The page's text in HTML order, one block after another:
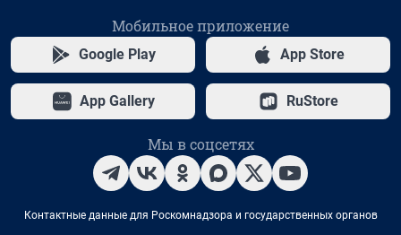
Мобильное приложение
Google Play App Store
App Gallery RuStore
Мы в соцсетях
Контактные данные для Роскомнадзора и государственных органов